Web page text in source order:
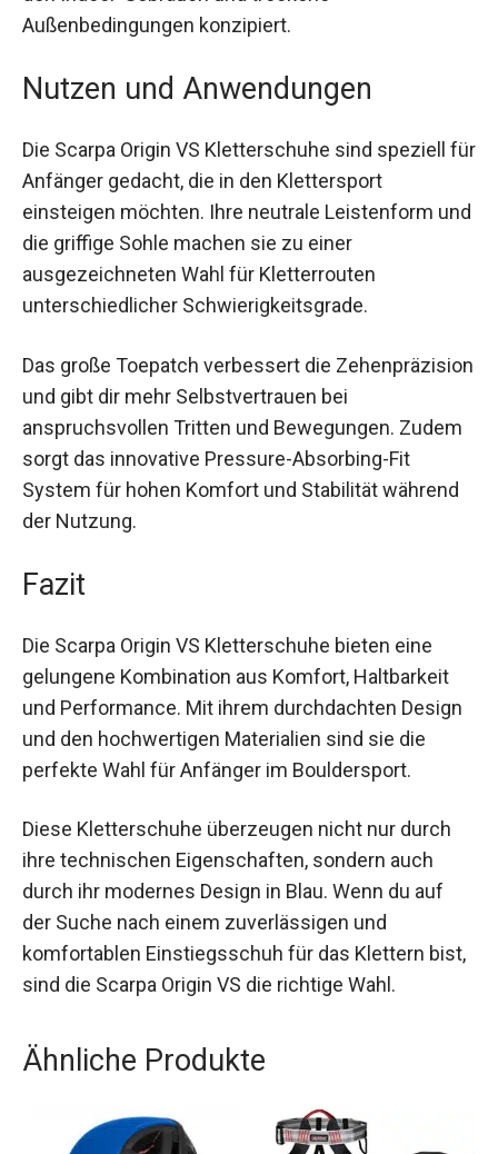
trockene Außenbedingungen konzipiert.
Nutzen und Anwendungen
für Anfänger gedacht, die in den Klettersport
einsteigen möchten. Ihre neutrale Leistenform
und die griffige Sohle machen sie zu einer
ausgezeichneten Wahl für Kletterrouten
unterschiedlicher Schwierigkeitsgrade.
Zehenpräzision und gibt dir mehr Selbstvertrauen
bei anspruchsvollen Tritten und Bewegungen.
Zudem sorgt das innovative Pressure-Absorbing-
Fit System für hohen Komfort und Stabilität
während der Nutzung.
Fazit
gelungene Kombination aus Komfort, Haltbarkeit
und Performance. Mit ihrem durchdachten
Design und den hochwertigen Materialien sind
sie die perfekte Wahl für Anfänger im
Bouldersport.
Diese Kletterschuhe überzeugen nicht nur durch
ihre technischen Eigenschaften, sondern auch
durch ihr modernes Design in Blau. Wenn du auf
der Suche nach einem zuverlässigen und
komfortablen Einstiegsschuh für das Klettern
bist, sind die Scarpa Origin VS die richtige Wahl.
Ähnliche Produkte